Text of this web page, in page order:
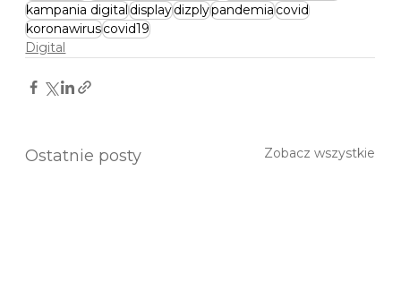
kampania digitaldisplaydizplypandemiacovid
koronawiruscovid19
Digital
Ostatnie posty Zobacz wszystkie